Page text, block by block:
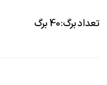
تعداد برگ:40 برگ